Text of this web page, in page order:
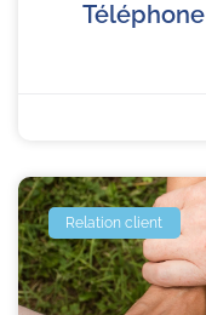
Relation client